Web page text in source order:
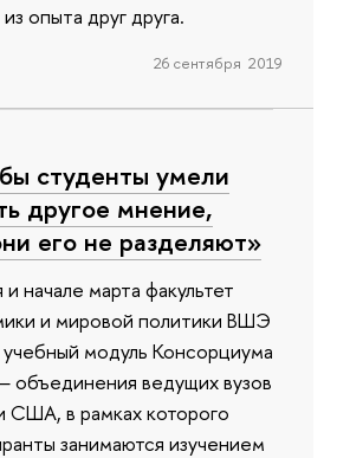
опыта друг друга.
26 сентября 2019
студенты умели
другое мнение,
его не разделяют»
начале марта факультет
и мировой политики ВШЭ
модуль Консорциума
объединения ведущих вузов
США, в рамках которого
занимаются изучением